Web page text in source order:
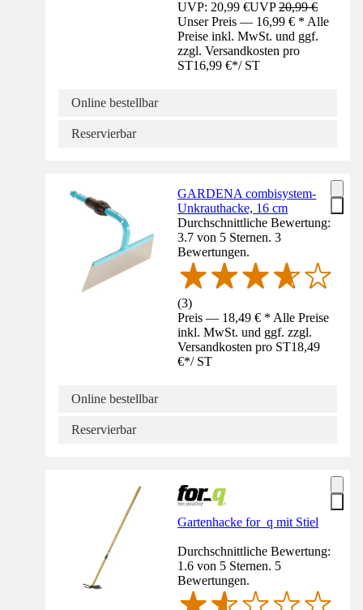
UVP: 20,99 €UVP20,99 €
Unser Preis — 16,99 € * Alle
Preise inkl. MwSt. und ggf.
zzgl. Versandkosten pro
ST16,99 €*/ ST
Online bestellbar
Reservierbar
GARDENA combisystem-
Unkrauthacke, 16 cm
Durchschnittliche Bewertung:
3.7 von 5 Sternen. 3
Bewertungen.
(3)
Preis — 18,49 € * Alle Preise
inkl. MwSt. und ggf. zzgl.
Versandkosten pro ST18,49
€*/ ST
Online bestellbar
Reservierbar
Gartenhacke for_q mit Stiel
Durchschnittliche Bewertung:
1.6 von 5 Sternen. 5
Bewertungen.